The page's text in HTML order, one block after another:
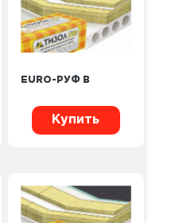
EURO-РУФ В
Купить